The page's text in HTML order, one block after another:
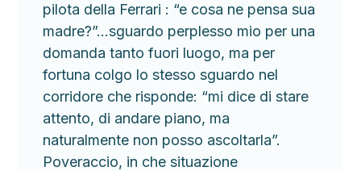
pilota della Ferrari : “e cosa ne pensa sua
madre?”…sguardo perplesso mio per una
domanda tanto fuori luogo, ma per
fortuna colgo lo stesso sguardo nel
corridore che risponde: “mi dice di stare
attento, di andare piano, ma
naturalmente non posso ascoltarla”.
Poveraccio, in che situazione